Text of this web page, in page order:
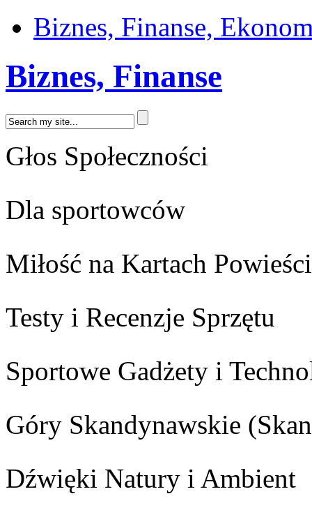
Biznes, Finanse,
Biznes, Finanse
Głos Społeczności
Dla sportowców
Miłość na Kartach Powieści
Testy i Recenzje Sprzętu
Sportowe Gadżety i
Góry Skandynawskie
Dźwięki Natury i Ambient